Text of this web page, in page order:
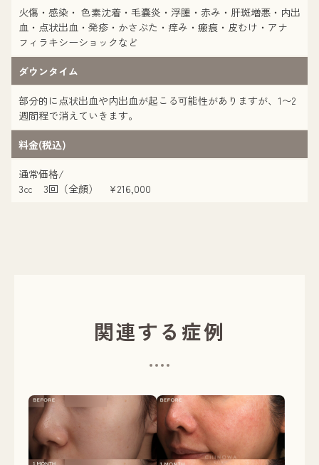
火傷・感染・ 色素沈着・毛嚢炎・浮腫・赤み・肝斑増悪・内出
血・点状出血・発疹・かさぶた・痒み・瘢痕・皮むけ・アナ
フィラキシーショックなど
ダウンタイム
部分的に点状出血や内出血が起こる可能性がありますが、1〜2
週間程で消えていきます。
料金(税込)
通常価格/
3㏄ 3回（全顔） ¥216,000
関連する症例